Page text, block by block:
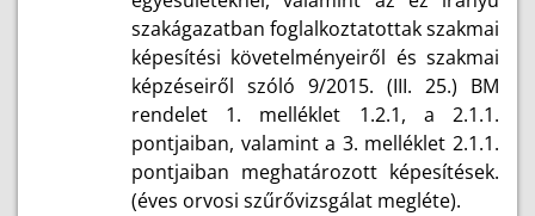
szakágazatban foglalkoztatottak szakmai
képesítési követelményeiről és szakmai
képzéseiről szóló 9/2015. (III. 25.) BM
rendelet 1. melléklet 1.2.1, a 2.1.1.
pontjaiban, valamint a 3. melléklet 2.1.1.
pontjaiban meghatározott képesítések.
(éves orvosi szűrővizsgálat megléte).